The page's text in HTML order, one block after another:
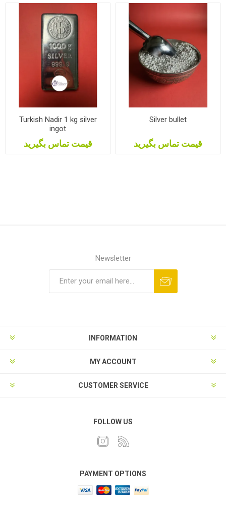
Turkish Nadir 1 kg silver
ingot
قیمت تماس بگیرید
Silver bullet
قیمت تماس بگیرید
Newsletter
INFORMATION
MY ACCOUNT
CUSTOMER SERVICE
FOLLOW US
PAYMENT OPTIONS